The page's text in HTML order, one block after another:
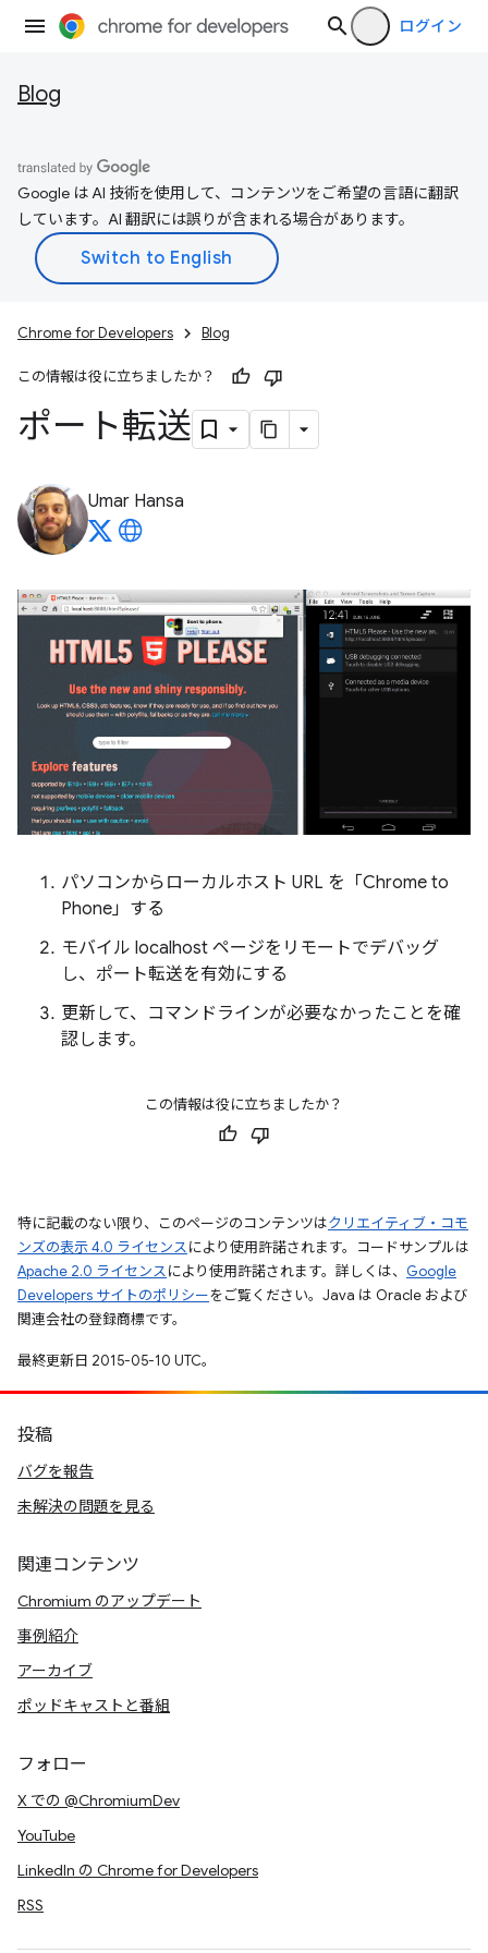
ログイン
Blog
Google は AI 技術を使用して、コンテンツをご希望の言語に翻訳
しています。AI 翻訳には誤りが含まれる場合があります。
Chrome for Developers Blog
この情報は役に立ちましたか？
ポート転送
Umar Hansa
パソコンからローカルホスト URL を「Chrome to
Phone」する
モバイル localhost ページをリモートでデバッグ
し、ポート転送を有効にする
更新して、コマンドラインが必要なかったことを確
認します。
この情報は役に立ちましたか？
特に記載のない限り、このページのコンテンツはクリエイティブ・コモ
ンズの表示 4.0 ライセンスにより使用許諾されます。コードサンプルは
Apache 2.0 ライセンスにより使用許諾されます。詳しくは、 Google
Developers サイトのポリシーをご覧ください。Java は Oracle および
関連会社の登録商標です。
最終更新日 2015-05-10 UTC。
投稿
バグを報告
未解決の問題を見る
関連コンテンツ
Chromium のアップデート
事例紹介
アーカイブ
ポッドキャストと番組
フォロー
X での @ChromiumDev
YouTube
LinkedIn の Chrome for Developers
RSS